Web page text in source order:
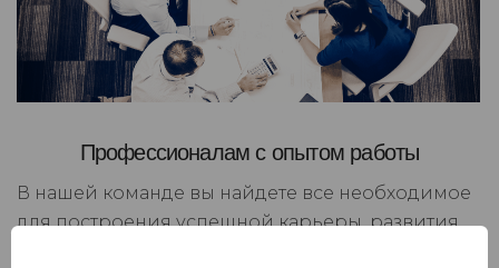
Профессионалам с опытом работы
В нашей команде вы найдете все необходимое
для построения успешной карьеры, развития